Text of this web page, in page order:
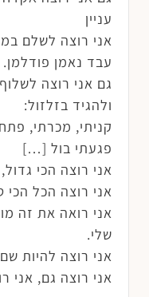
עניין
אני רוצה לשלם
עבד נאמן פודלמן.
גם אני רוצה
ולהגיד בזלזול:
קניתי, מכרתי,
פגעתי בול […]
אני רוצה הכי
אני רוצה הכל הכי
אני רואה את זה
שלי.
אני רוצה להיות
אני רוצה גם, אני